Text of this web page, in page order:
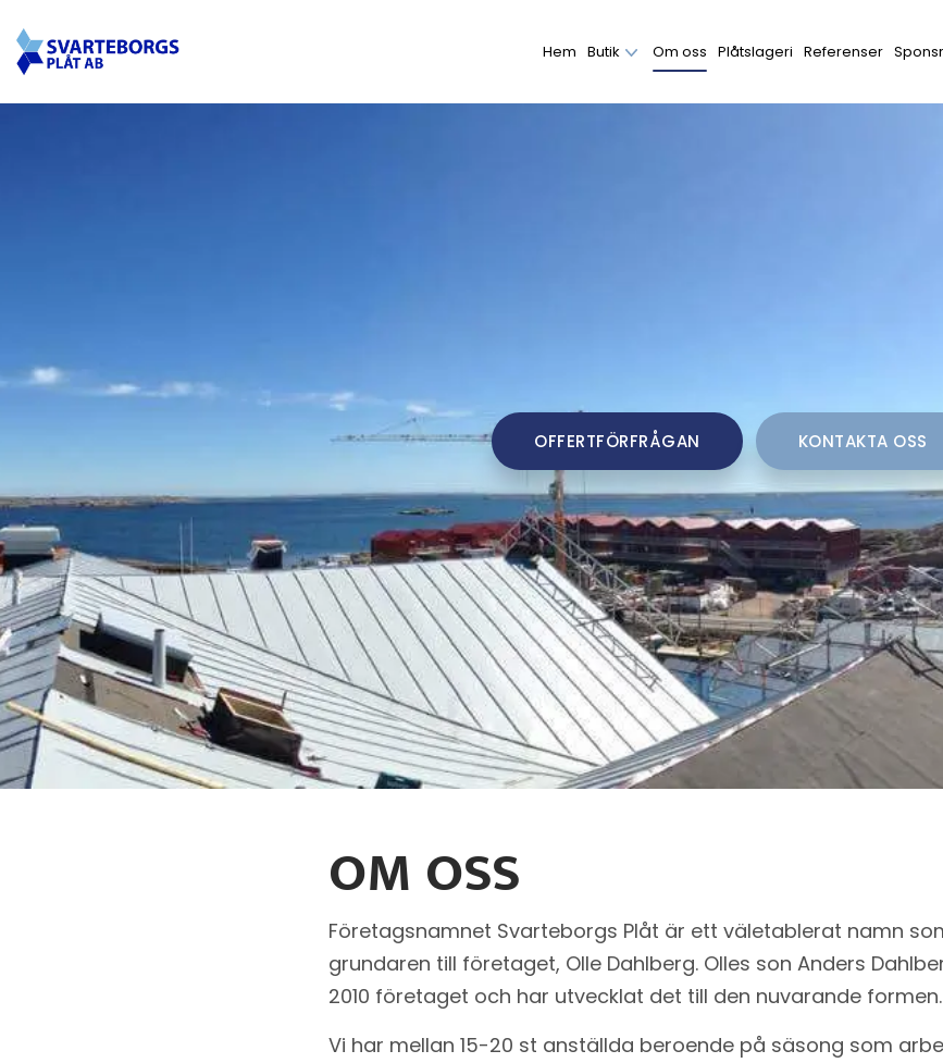
Hem Butik Om oss Plåtslageri Referenser
OFFERTFÖRFRÅGAN KONTAKTA OSS
OM OSS
Företagsnamnet Svarteborgs Plåt är ett väletablerat namn
grundaren till företaget, Olle Dahlberg. Olles son Anders
2010 företaget och har utvecklat det till den nuvarande formen.
Vi har mellan 15-20 st anställda beroende på säsong som